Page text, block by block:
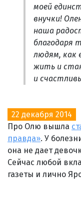
моей
внучки!
наша
благодаря
людям, как
жить и
и
22 декабря 2014
Про Олю вышла
правда». У
она не дает
Сейчас любой
газеты и лично